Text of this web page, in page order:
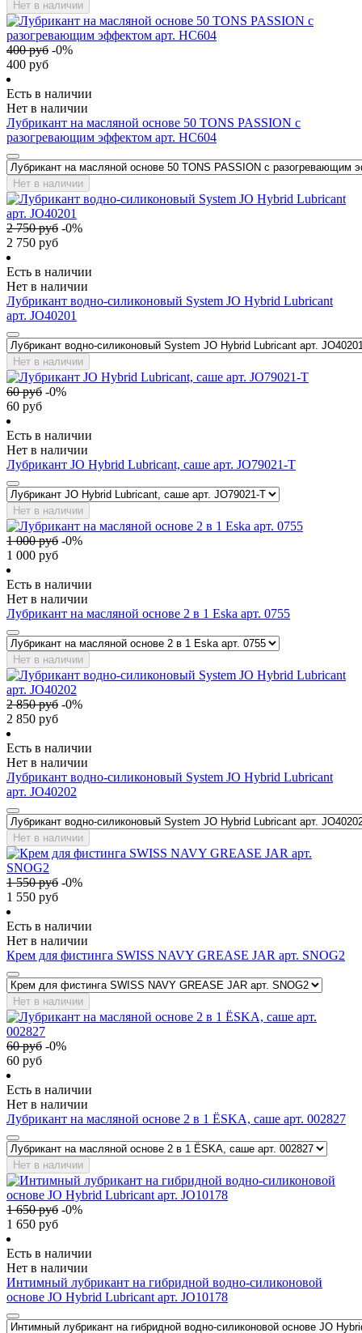
Нет в наличии
400руб -0%
400 руб
Есть в наличии
Нет в наличии
Лубрикант на масляной основе 50 TONS PASSION с
разогревающим эффектом арт. HC604
Нет в наличии
2 750руб -0%
2 750 руб
Есть в наличии
Нет в наличии
Лубрикант водно-силиконовый System JO Hybrid Lubricant
арт. JO40201
Нет в наличии
60руб -0%
60 руб
Есть в наличии
Нет в наличии
Лубрикант JO Hybrid Lubricant, саше арт. JO79021-T
Нет в наличии
1 000руб -0%
1 000 руб
Есть в наличии
Нет в наличии
Лубрикант на масляной основе 2 в 1 Eska арт. 0755
Нет в наличии
2 850руб -0%
2 850 руб
Есть в наличии
Нет в наличии
Лубрикант водно-силиконовый System JO Hybrid Lubricant
арт. JO40202
Нет в наличии
1 550руб -0%
1 550 руб
Есть в наличии
Нет в наличии
Крем для фистинга SWISS NAVY GREASE JAR арт. SNOG2
Нет в наличии
60руб -0%
60 руб
Есть в наличии
Нет в наличии
Лубрикант на масляной основе 2 в 1 ЁSKA, саше арт. 002827
Нет в наличии
1 650руб -0%
1 650 руб
Есть в наличии
Нет в наличии
Интимный лубрикант на гибридной водно-силиконовой
основе JO Hybrid Lubricant арт. JO10178